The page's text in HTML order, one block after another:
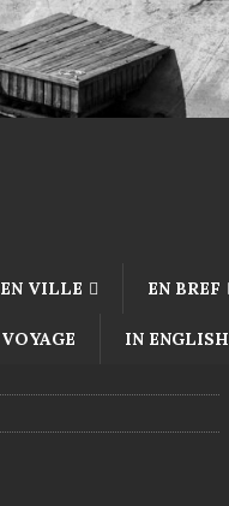
EN VILLE EN BREF
VOYAGE IN ENGLISH